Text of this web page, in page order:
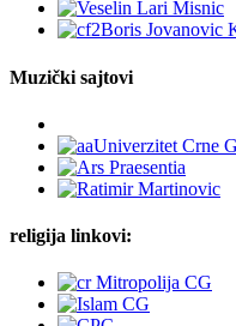
Muzički sajtovi
religija linkovi: